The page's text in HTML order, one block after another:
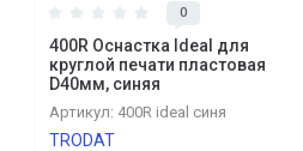
0
400R Оснастка Ideal для
круглой печати пластовая
D40мм, синяя
Артикул: 400R ideal синя
TRODAT